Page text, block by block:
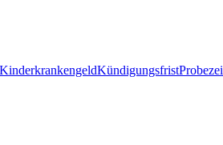
KinderkrankengeldKündigungsfrist